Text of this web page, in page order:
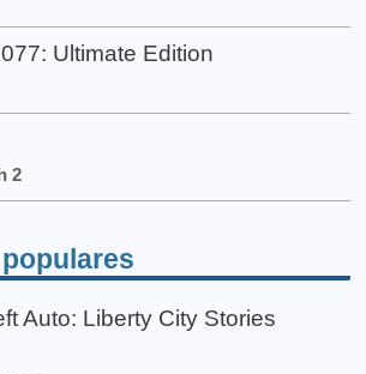
Ultimate Edition
2
Auto: Liberty City Stories